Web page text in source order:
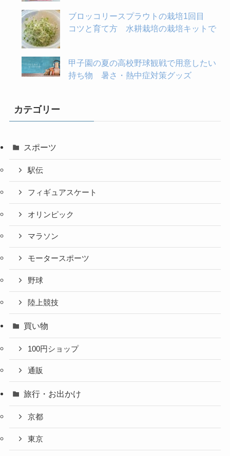
ブロッコリースプラウトの栽培1回目
コツと育て方 水耕栽培の栽培キットで
甲子園の夏の高校野球観戦で用意したい
持ち物 暑さ・熱中症対策グッズ
カテゴリー
スポーツ
駅伝
フィギュアスケート
オリンピック
マラソン
モータースポーツ
野球
陸上競技
買い物
100円ショップ
通販
旅行・お出かけ
京都
東京